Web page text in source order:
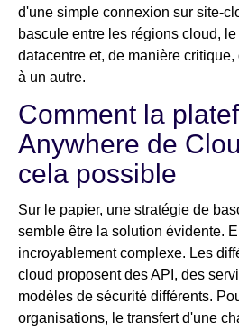
d'une simple connexion sur site-
bascule entre les régions cloud,
datacentre et, de manière
à un autre.
Comment la
Anywhere de
cela possible
Sur le papier, une stratégie de
semble être la solution évidente.
incroyablement complexe. Les
cloud proposent des API, des
modèles de sécurité différents.
organisations, le transfert d'une